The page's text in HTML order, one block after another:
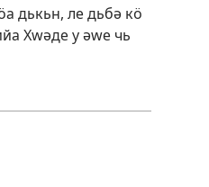
дькьн, ле дьбә кӧ
Хԝәде у әԝе чь